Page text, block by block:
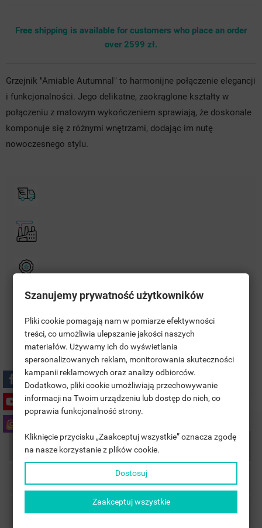
Free shipping is available for customers who place an order
over 2599 zł.
Grzejnik "Amiable Autumnal" to harmonijne połączenie elegancji
i funkcjonalności. Jego delikatne, zaokrąglone kształty w
połączeniu z matowym wykończeniem sprawiają, że doskonale
komponuje się z różnymi wnętrzami, dodając im nutę
nowoczesnego stylu.
Polityka bezpieczeństwa
Zasady dostawy
Zasady zwrotu
Description
Product Details
Accessories
MOJE LISTY ŻYCZEŃ
((TITLE))
((LABEL))
((CANCELTEXT))
SIGN IN
YOU NEED TO BE LOGGED IN TO SAVE PRODUCTS IN YOUR
WISHLIST.
((CANCELTEXT)) ((LOGINTEXT))
Szanujemy prywatność użytkowników
Pliki cookie pomagają nam w pomiarze efektywności
treści, co umożliwia ulepszanie jakości naszych
materiałów. Używamy ich do wyświetlania
spersonalizowanych reklam, monitorowania skuteczności
kampanii reklamowych oraz analizy odbiorców.
Dodatkowo, pliki cookie umożliwiają przechowywanie
informacji na Twoim urządzeniu lub dostęp do nich, co
poprawia funkcjonalność strony.
Kliknięcie przycisku „Zaakceptuj wszystkie” oznacza zgodę
na nasze korzystanie z plików cookie.
Dostosuj
Zaakceptuj wszystkie